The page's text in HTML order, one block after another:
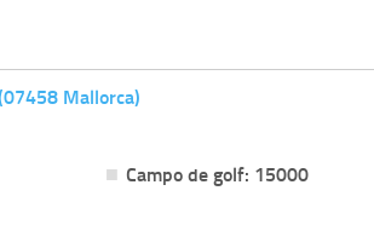
Mallorca)
Campo de golf: 15000